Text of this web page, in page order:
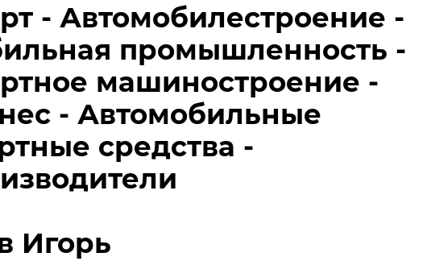
- Автомобилестроение -
промышленность -
машиностроение -
- Автомобильные
средства -
Игорь